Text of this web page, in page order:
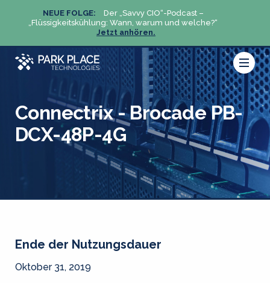
NEUE FOLGE:
Der „Savvy CIO“-Podcast –
„Flüssigkeitskühlung: Wann, warum und welche?“
Jetzt anhören.
Connectrix - Brocade PB-
DCX-48P-4G
Ende der Nutzungsdauer
Oktober 31, 2019